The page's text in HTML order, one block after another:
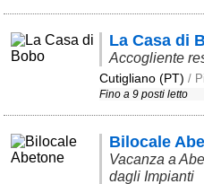
La Casa di
Accogliente
Cutigliano (PT) /
Fino a 9 posti letto
Bilocale
Vacanza a
dagli Impianti
Ambienti
Laghi
Isole